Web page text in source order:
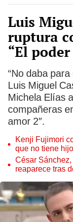
Luis
ruptura
“El
“No daba
Luis Miguel
Michela Elías
compañeras
amor 2″.
Kenji Fujimori
que no tiene
proceso judicial"
César
reaparece tras